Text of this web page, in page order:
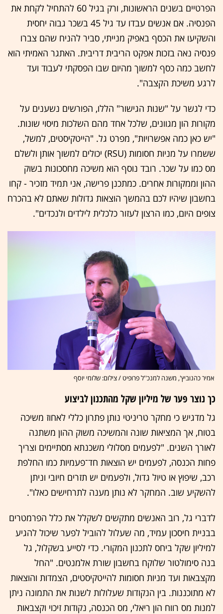
הפרטיים בשנים הראשונות, ורק בגיל 60 להתחיל לקחת את
הפנסיה. אם אנשים עבדו עד גיל 45 בשכר גבוה יחסית
והשקיעו את הכסף באפיק מנייתי, סביר להניח שהם צברו
פנסיה נאה בזכות אפקט הריבית דריבית. האתגר האמיתי הוא
לחשב כמה כסף למשוך מהיום שבו הפסקתי לעבוד ועד
לרגע משיכת הקצבה".
כדי לגשר על "שנות הגישור" הללו, הפורשים נשענים על
מקורות הון מגוונים, שלכל אחד מהם השלכות מיסוי שונות.
"יש כאן כמה אפשרויות", מפרט גל. "הייטקיסטים, למשל,
ששמרו על מניות חסומות (RSU) יכולים למשוך אותן ולשלם
מס כמו על שכר. רובד נוסף הוא משיכה מחסכונות בשוק
ההון וממקורות אחרים. כמתכנן פרישה, אני תמיד מזכיר - קחו
בחשבון שיהיו לכם בהמשך הוצאות גדולות שאתם לא בהכרח
צופים היום, כמו הרצון לעזור כלכלית לילדים ולנכדים".
אמיר כהנוביץ', משנה למנכ''ל פרופיט / צילום: שלומי יוסף
כך נוצר פער של מיליון שקל מהתכנון לביצוע
גל מדגיש כי מחקר טריניטי נותן פתרון כללי לאחוז משיכה
בטוח, אך המציאות שונה והמשיכה משוק ההון משתנה
לאורך השנים. "לפעמים מסלולי משכנתא מסתיימים וצריך
פחות הכנסה, לפעמים יש הוצאות חד־פעמיות כמו החלפת
רכב, שיפוץ או טיול גדול, ולפעמים יש תזרים חיובי וניתן
להשקיע שוב. המחקר לא נותן מענה לתרחישים כאלו".
לדברי גל, רוב האנשים מתקשים לשקלל את כלל הפרמטרים
בבניית חיסכון עמיד, מה שעלול להוביל לפער שיכול להגיע
למיליון שקל ביחס לתכנון המקורי. כדי לסייע בשקלול, גל
בנה סימולטור שלוקח בחשבון שורת אלמנטים. "החל
מקצבאות ועד מניות חסומות להייטקיסטים, הצמדות והוצאות
לא מתוכננות. בין הנקודות שעלולות לשנות את התמונה ניתן
למנות מס רווח הון ריאלי, מס הכנסה, נקודות זיכוי וקצבאות